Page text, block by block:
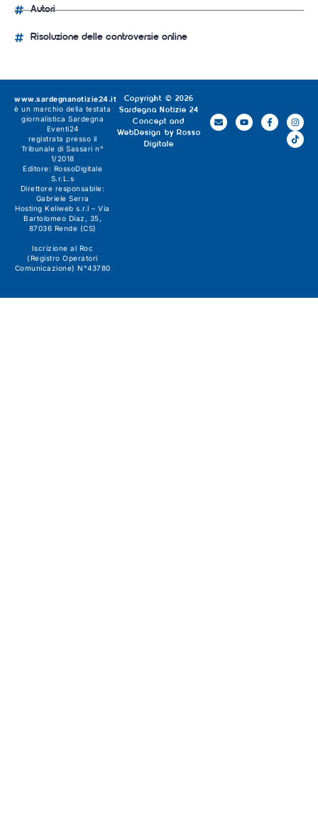
Autori
Risoluzione delle controversie online
Copyright © 2026
Sardegna Notizie 24
Concept and
WebDesign by Rosso
Digitale
www.sardegnanotizie24.it
è un marchio della testata
giornalistica Sardegna
Eventi24
registrata presso il
Tribunale di Sassari n°
1/2018
Editore: RossoDigitale
S.r.L.s
Direttore responsabile:
Gabriele Serra
Hosting Keliweb s.r.l – Via
Bartolomeo Diaz, 35,
87036 Rende (CS)
Iscrizione al Roc
(Registro Operatori
Comunicazione) N°43780